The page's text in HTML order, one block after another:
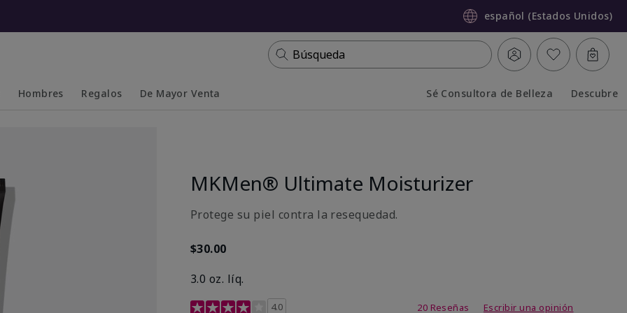
español (Estados Unidos)
Búsqueda
Hombres Regalos De Mayor Venta Sé Consultora de Belleza Descubre
MKMen® Ultimate Moisturizer
Protege su piel contra la resequedad.
$30.00
3.0 oz. líq.
Calificación de clientes de 3,7 de 5
4.0 20 Reseñas Escribir una opinión